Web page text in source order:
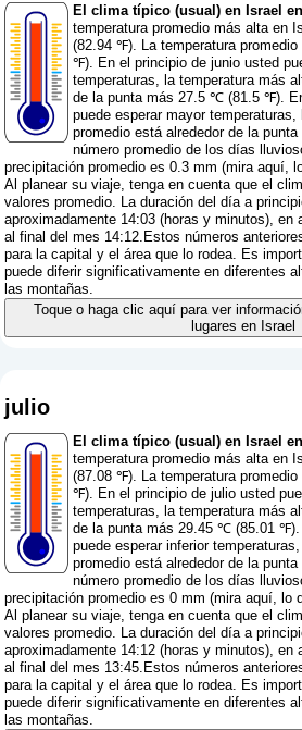
El clima típico (usual) en Israel
temperatura promedio más alta en
(82.94 ℉). La temperatura
℉). En el principio de junio usted
temperaturas, la temperatura más
de la punta más 27.5 ℃ (81.5 ℉).
puede esperar mayor
promedio está alrededor de la
número promedio de los días
precipitación promedio es 0.3 mm (mira aquí,
Al planear su viaje, tenga en cuenta que el
valores promedio. La duración del día a
aproximadamente 14:03 (horas y minutos), en
al final del mes 14:12.Estos números
para la capital y el área que lo rodea. Es
puede diferir significativamente en diferentes
las montañas.
Toque o haga clic aquí para ver
lugares en Israel
julio
El clima típico (usual) en Israel
temperatura promedio más alta en
(87.08 ℉). La temperatura
℉). En el principio de julio usted
temperaturas, la temperatura más
de la punta más 29.45 ℃ (85.01
puede esperar inferior
promedio está alrededor de la
número promedio de los días
precipitación promedio es 0 mm (mira aquí, lo
Al planear su viaje, tenga en cuenta que el
valores promedio. La duración del día a
aproximadamente 14:12 (horas y minutos), en
al final del mes 13:45.Estos números
para la capital y el área que lo rodea. Es
puede diferir significativamente en diferentes
las montañas.